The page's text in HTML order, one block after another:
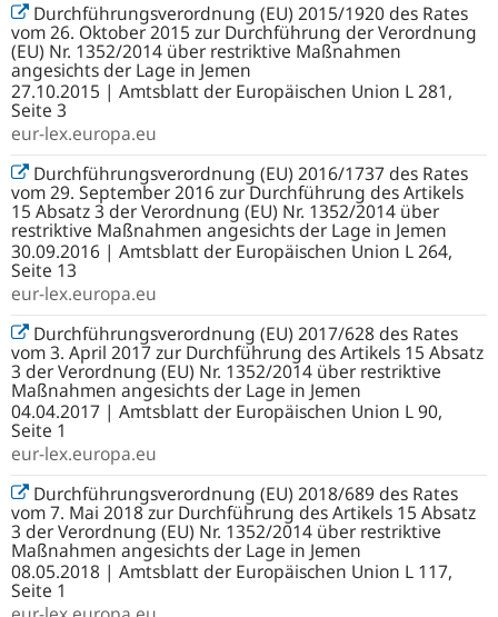
Durchführungsverordnung (EU) 2015/1920 des Rates
vom 26. Oktober 2015 zur Durchführung der Verordnung
(EU) Nr. 1352/2014 über restriktive Maßnahmen
angesichts der Lage in Jemen
27.10.2015 | Amtsblatt der Europäischen Union L 281,
Seite 3
eur-lex.europa.eu
Durchführungsverordnung (EU) 2016/1737 des Rates
vom 29. September 2016 zur Durchführung des Artikels
15 Absatz 3 der Verordnung (EU) Nr. 1352/2014 über
restriktive Maßnahmen angesichts der Lage in Jemen
30.09.2016 | Amtsblatt der Europäischen Union L 264,
Seite 13
eur-lex.europa.eu
Durchführungsverordnung (EU) 2017/628 des Rates
vom 3. April 2017 zur Durchführung des Artikels 15 Absatz
3 der Verordnung (EU) Nr. 1352/2014 über restriktive
Maßnahmen angesichts der Lage in Jemen
04.04.2017 | Amtsblatt der Europäischen Union L 90,
Seite 1
eur-lex.europa.eu
Durchführungsverordnung (EU) 2018/689 des Rates
vom 7. Mai 2018 zur Durchführung des Artikels 15 Absatz
3 der Verordnung (EU) Nr. 1352/2014 über restriktive
Maßnahmen angesichts der Lage in Jemen
08.05.2018 | Amtsblatt der Europäischen Union L 117,
Seite 1